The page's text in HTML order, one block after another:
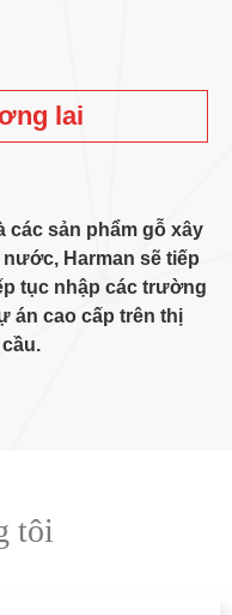
lai
các sản phẩm gỗ xây
Harman sẽ tiếp
tục nhập các trường
án cao cấp trên thị
tôi